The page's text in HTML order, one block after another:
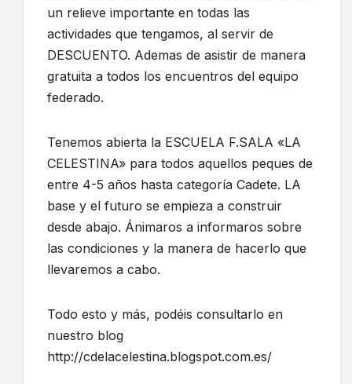
un relieve importante en todas las
actividades que tengamos, al servir de
DESCUENTO. Ademas de asistir de manera
gratuita a todos los encuentros del equipo
federado.
Tenemos abierta la ESCUELA F.SALA «LA
CELESTINA» para todos aquellos peques de
entre 4-5 años hasta categoría Cadete. LA
base y el futuro se empieza a construir
desde abajo. Ánimaros a informaros sobre
las condiciones y la manera de hacerlo que
llevaremos a cabo.
Todo esto y más, podéis consultarlo en
nuestro blog
http://cdelacelestina.blogspot.com.es/